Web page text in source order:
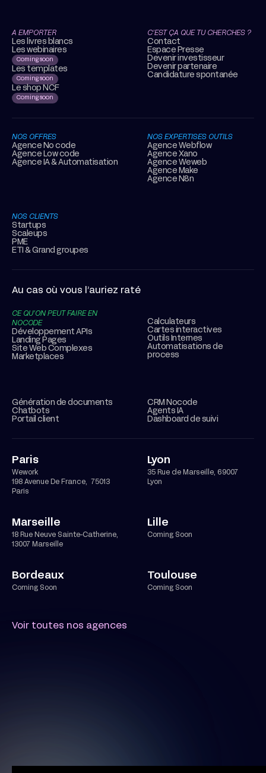
A EMPORTER
Les livres blancs
Les webinaires
Coming soon
Les templates
Coming soon
Le shop NCF
Coming soon
C’EST ÇA QUE TU CHERCHES ?
Contact
Espace Presse
Devenir investisseur
Devenir partenaire
Candidature spontanée
NOS OFFRES
Agence No code
Agence Low code
Agence IA & Automatisation
NOS EXPERTISES OUTILS
Agence Webflow
Agence Xano
Agence Weweb
Agence Make
Agence N8n
NOS CLIENTS
Startups
Scaleups
PME
ETI & Grand groupes
Au cas où vous l’auriez raté
CE QU’ON PEUT FAIRE EN
NOCODE
Développement APIs
Landing Pages
Site Web Complexes
Marketplaces
Calculateurs
Cartes interactives
Outils Internes
Automatisations de
process
Génération de documents
Chatbots
Portail client
CRM Nocode
Agents IA
Dashboard de suivi
Paris
Wework
198 Avenue De France, 75013
Paris
Lyon
35 Rue de Marseille, 69007
Lyon
Marseille
18 Rue Neuve Sainte-Catherine,
13007 Marseille
Lille
Coming Soon
Bordeaux
Coming Soon
Toulouse
Coming Soon
Voir toutes nos agences